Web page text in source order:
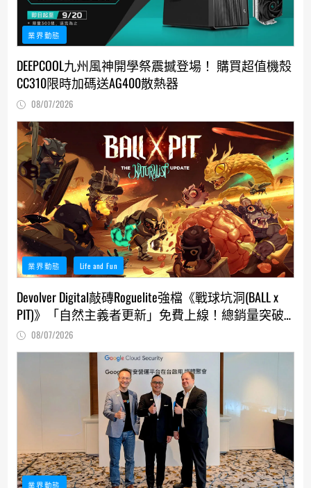
業界動態
DEEPCOOL九州風神開學祭震撼登場！ 購買超值機殼
CC310限時加碼送AG400散熱器
08/07/2026
業界動態 Life and Fun
Devolver Digital敲磚Roguelite強檔《戰球坑洞(BALL x
PIT)》「自然主義者更新」免費上線！總銷量突破
200萬份，遊戲史低66折熱銷中
08/07/2026
業界動態